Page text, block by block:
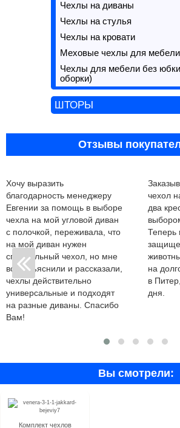
Чехлы на диваны
Чехлы на стулья
Чехлы на кровати
Меховые чехлы для мебели
Чехлы для мебели без
оборки)
ШТОРЫ
Отзывы
Хочу выразить
благодарность менеджеру
Евгении за помощь в выборе
чехла на мой угловой диван
с полочкой, переживала, что
на мой диван нужен
специальный чехол, но мне
все объяснили и рассказали,
чехлы действительно
универсальные и подходят
на разные диваны. Спасибо
Вам!
чехол
два
Теперь
на
в
дня.
Вы смотрели:
Комплект чехлов